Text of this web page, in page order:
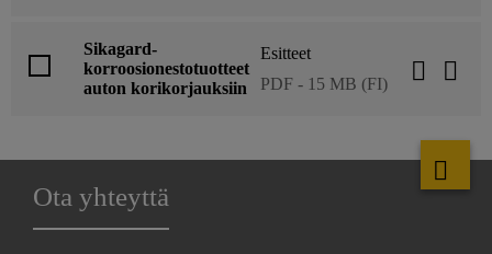
Sikagard-
korroosionestotuotteet
auton korikorjauksiin
Esitteet
PDF - 15 MB (FI)
Ota yhteyttä